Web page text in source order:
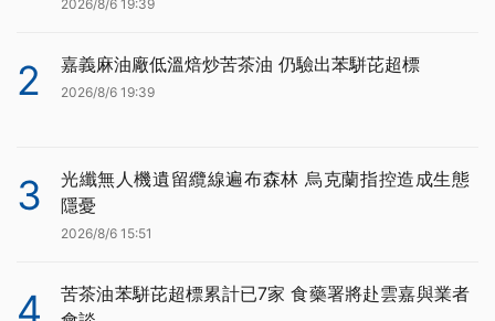
2026/8/6 19:39
2 嘉義麻油廠低溫焙炒苦茶油 仍驗出苯駢芘超標
2026/8/6 19:39
3
光纖無人機遺留纜線遍布森林 烏克蘭指控造成生態
隱憂
2026/8/6 15:51
4
苦茶油苯駢芘超標累計已7家 食藥署將赴雲嘉與業者